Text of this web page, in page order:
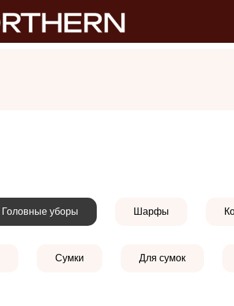
Головные уборы Шарфы
Сумки Для сумок